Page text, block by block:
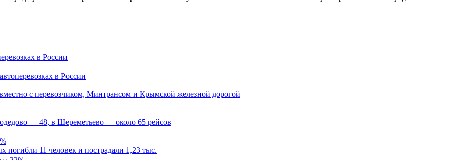
в России
с перевозчиком, Минтрансом и Крымской железной дорогой
— 48, в Шереметьево — около 65 рейсов
погибли 11 человек и пострадали 1,23 тыс.